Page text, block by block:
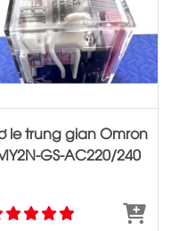
le trung gian Omron
240